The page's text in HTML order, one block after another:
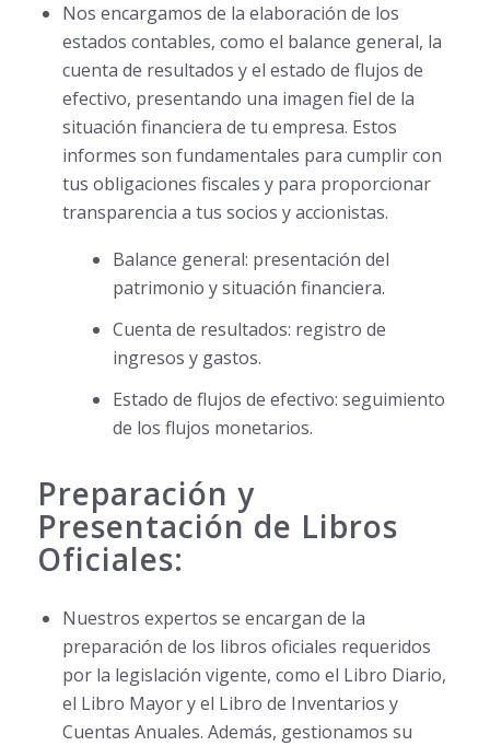
Nos encargamos de la elaboración de los
estados contables, como el balance general, la
cuenta de resultados y el estado de flujos de
efectivo, presentando una imagen fiel de la
situación financiera de tu empresa. Estos
informes son fundamentales para cumplir con
tus obligaciones fiscales y para proporcionar
transparencia a tus socios y accionistas.
Balance general: presentación del
patrimonio y situación financiera.
Cuenta de resultados: registro de
ingresos y gastos.
Estado de flujos de efectivo: seguimiento
de los flujos monetarios.
Preparación y
Presentación de Libros
Oficiales:
Nuestros expertos se encargan de la
preparación de los libros oficiales requeridos
por la legislación vigente, como el Libro Diario,
el Libro Mayor y el Libro de Inventarios y
Cuentas Anuales. Además, gestionamos su